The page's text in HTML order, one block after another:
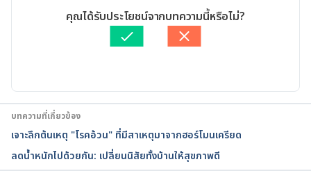
Signs your body gives when you’re overweight
http://www.imrta.dms.moph.go.th/imrta/images/pd
f_cpg/2553/53-4.pdf
เขียนโดย พลอย วงษ์วิไล
ตรวจสอบข้อมูลอย่างถี่ถ้วนโดย
น.พ.สิทธา ลิขิตนุกูล (หมอกอล์ฟ)
พลอย วงษ์วิไล
คุณได้รับประโยชน์จากบทความนี้หรือไม่?
บทความที่เกี่ยวข้อง
เจาะลึกต้นเหตุ "โรคอ้วน" ที่มีสาเหตุมาจากฮอร์โมนเครียด
ลดน้ำหนักไปด้วยกัน: เปลี่ยนนิสัยทั้งบ้านให้สุขภาพดี